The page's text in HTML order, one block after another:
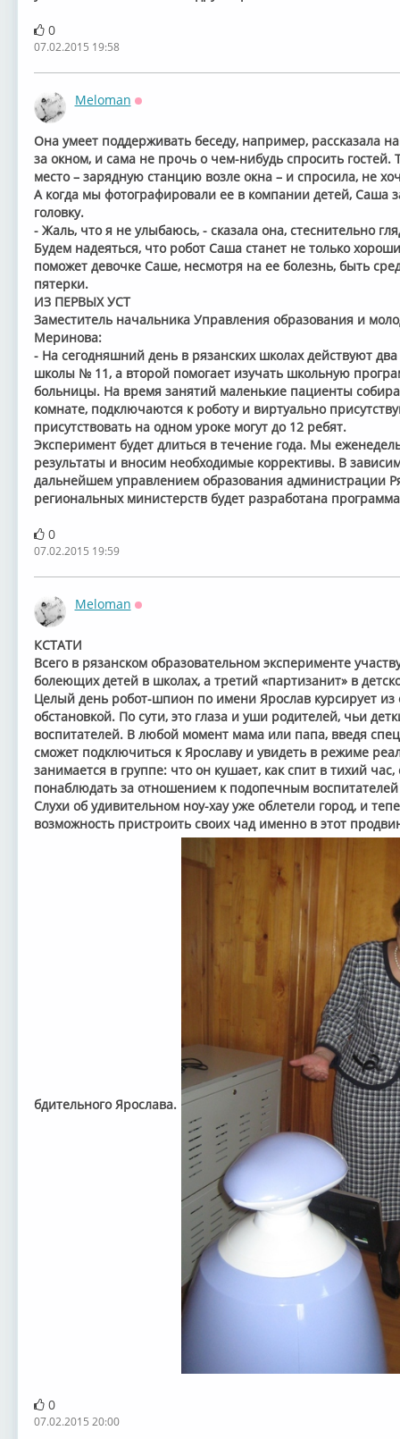
0
07.02.2015 19:58
Meloman
Она умеет поддерживать беседу, например, рассказала
за окном, и сама не прочь о чем-нибудь спросить гостей.
место – зарядную станцию возле окна – и спросила, не
А когда мы фотографировали ее в компании детей, Саша
головку.
- Жаль, что я не улыбаюсь, - сказала она, стеснительно
Будем надеяться, что робот Саша станет не только
поможет девочке Саше, несмотря на ее болезнь, быть
пятерки.
ИЗ ПЕРВЫХ УСТ
Заместитель начальника Управления образования и
Меринова:
- На сегодняшний день в рязанских школах действуют
школы № 11, а второй помогает изучать школьную
больницы. На время занятий маленькие пациенты
комнате, подключаются к роботу и виртуально
присутствовать на одном уроке могут до 12 ребят.
Эксперимент будет длиться в течение года. Мы
результаты и вносим необходимые коррективы. В
дальнейшем управлением образования администрации
региональных министерств будет разработана
0
07.02.2015 19:59
Meloman
КСТАТИ
Всего в рязанском образовательном эксперименте
болеющих детей в школах, а третий «партизанит» в
Целый день робот-шпион по имени Ярослав курсирует из
обстановкой. По сути, это глаза и уши родителей, чьи
воспитателей. В любой момент мама или папа, введя
сможет подключиться к Ярославу и увидеть в режиме
занимается в группе: что он кушает, как спит в тихий час,
понаблюдать за отношением к подопечным
Слухи об удивительном ноу-хау уже облетели город, и
возможность пристроить своих чад именно в этот
бдительного Ярослава.
0
07.02.2015 20:00